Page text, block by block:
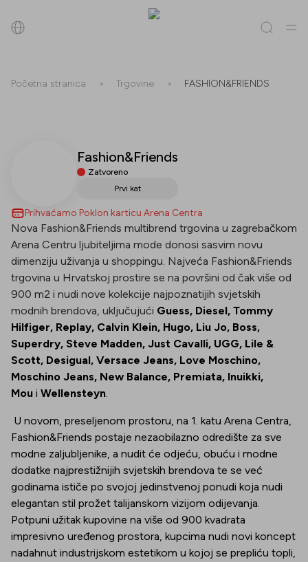
Događanja
Početna stranica > Trgovine > FASHION&FRIENDS
Fashion&Friends
Zatvoreno
Prvi kat
Prihvaćamo Poklon karticu Arena Centra
Nova Fashion&Friends multibrend trgovina u zagrebačkom
Arena Centru ljubiteljima mode donosi sasvim novu
dimenziju uživanja u shoppingu. Najveća Fashion&Friends
trgovina u Hrvatskoj prostire se na površini od čak više od
900 m2 i nudi nove kolekcije najpoznatijih svjetskih
modnih brendova, uključujući Guess, Diesel, Tommy
Hilfiger, Replay, Calvin Klein, Hugo, Liu Jo, Boss,
Superdry, Steve Madden, Just Cavalli, UGG, Lile &
Scott, Desigual, Versace Jeans, Love Moschino,
Moschino Jeans, New Balance, Premiata, Inuikki,
Mou i Wellensteyn.
U novom, preseljenom prostoru, na 1. katu Arena Centra,
Fashion&Friends postaje nezaobilazno odredište za sve
modne zaljubljenike, a nudit će odjeću, obuću i modne
dodatke najprestižnijih svjetskih brendova te se već
godinama ističe po svojoj jedinstvenoj ponudi koja nudi
elegantan stil prožet talijanskom vizijom odijevanja.
Potpuni užitak kupovine na više od 900 kvadrata
impresivno uređenog prostora, kupcima nudi novi koncept
nadahnut industrijskom estetikom u kojoj se prepliću topli,